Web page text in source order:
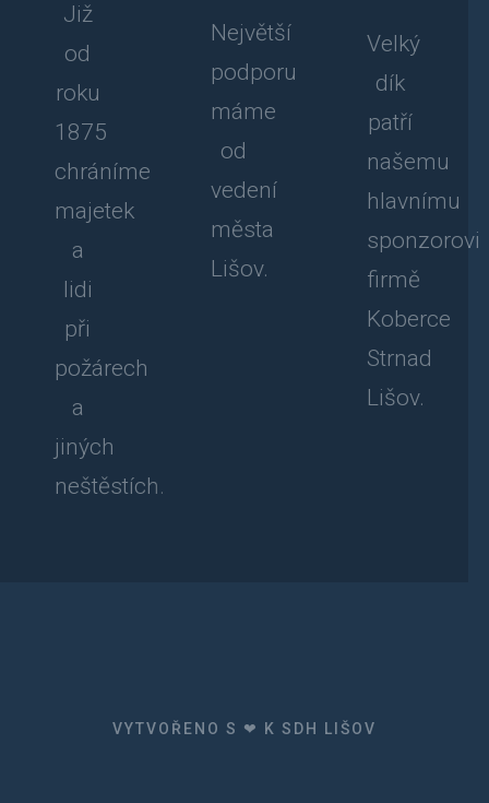
Již
od
roku
1875
chráníme
majetek
a
lidi
při
požárech
a
jiných
neštěstích.
Největší
podporu
máme
od
vedení
města
Lišov.
Velký
dík
patří
našemu
hlavnímu
sponzorovi
firmě
Koberce
Strnad
Lišov.
VYTVOŘENO S ❤ K SDH LIŠOV